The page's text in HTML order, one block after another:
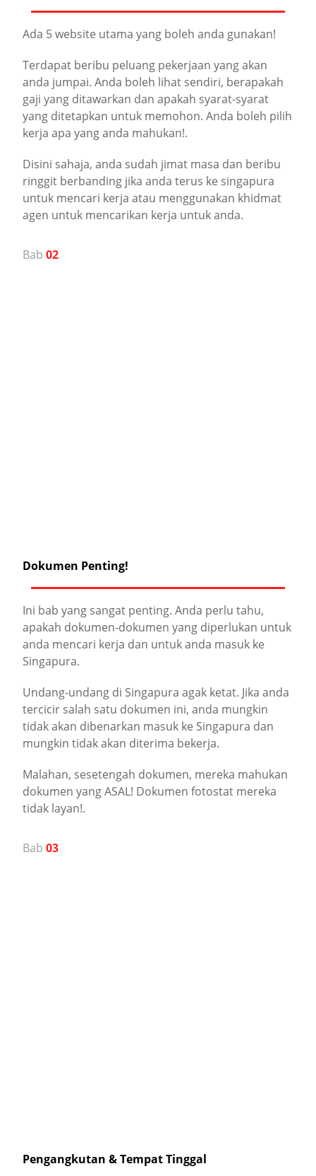
Ada 5 website utama yang boleh anda gunakan!
Terdapat beribu peluang pekerjaan yang akan
anda jumpai. Anda boleh lihat sendiri, berapakah
gaji yang ditawarkan dan apakah syarat-syarat
yang ditetapkan untuk memohon. Anda boleh pilih
kerja apa yang anda mahukan!.
Disini sahaja, anda sudah jimat masa dan beribu
ringgit berbanding jika anda terus ke singapura
untuk mencari kerja atau menggunakan khidmat
agen untuk mencarikan kerja untuk anda.
Bab 02
Dokumen Penting!
Ini bab yang sangat penting. Anda perlu tahu,
apakah dokumen-dokumen yang diperlukan untuk
anda mencari kerja dan untuk anda masuk ke
Singapura.
Undang-undang di Singapura agak ketat. Jika anda
tercicir salah satu dokumen ini, anda mungkin
tidak akan dibenarkan masuk ke Singapura dan
mungkin tidak akan diterima bekerja.
Malahan, sesetengah dokumen, mereka mahukan
dokumen yang ASAL! Dokumen fotostat mereka
tidak layan!.
Bab 03
Pengangkutan & Tempat Tinggal